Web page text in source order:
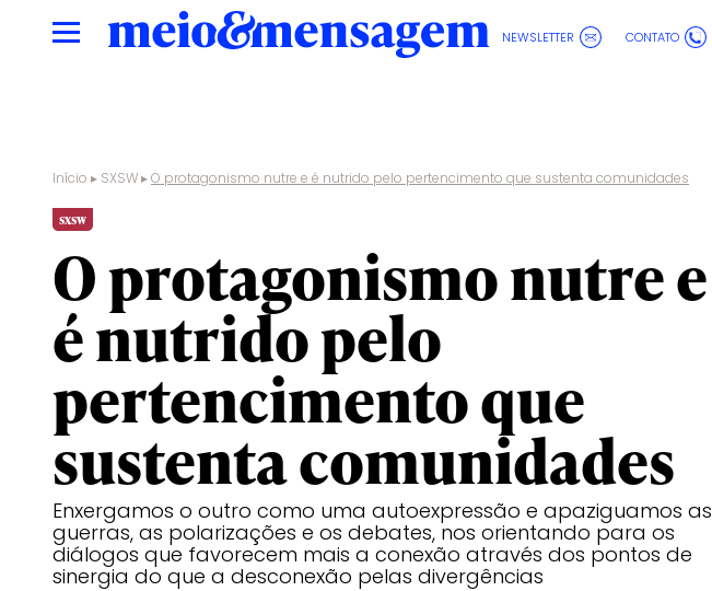
NEWSLETTER CONTATO
Início ▸ SXSW▸O protagonismo nutre e é nutrido pelo pertencimento que sustenta comunidades
sxsw
O protagonismo nutre e
é nutrido pelo
pertencimento que
sustenta comunidades
Enxergamos o outro como uma autoexpressão e apaziguamos as
guerras, as polarizações e os debates, nos orientando para os
diálogos que favorecem mais a conexão através dos pontos de
sinergia do que a desconexão pelas divergências